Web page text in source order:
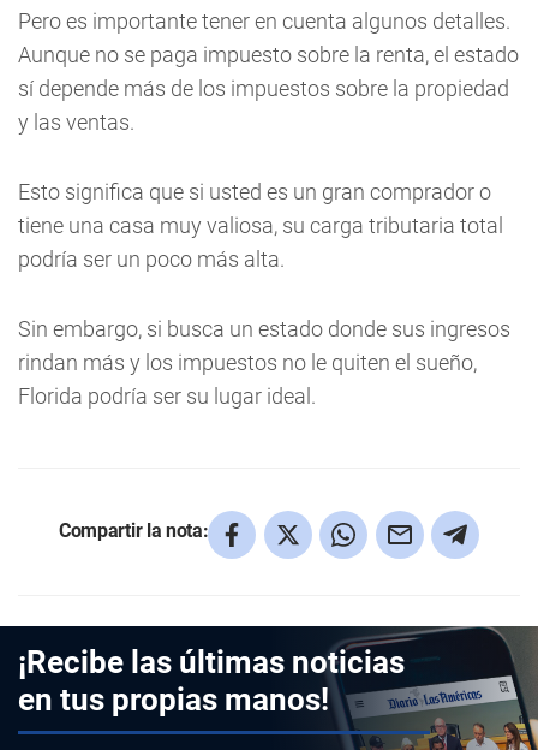
Pero es importante tener en cuenta algunos detalles.
Aunque no se paga impuesto sobre la renta, el estado
sí depende más de los impuestos sobre la propiedad
y las ventas.
Esto significa que si usted es un gran comprador o
tiene una casa muy valiosa, su carga tributaria total
podría ser un poco más alta.
Sin embargo, si busca un estado donde sus ingresos
rindan más y los impuestos no le quiten el sueño,
Florida podría ser su lugar ideal.
Compartir la nota:
¡Recibe las últimas noticias
en tus propias manos!